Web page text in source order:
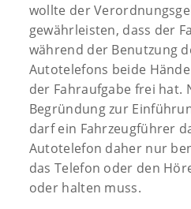
wollte der
gewährleisten, dass der
während der Benutzung
Autotelefons beide
der Fahraufgabe frei hat.
Begründung zur
darf ein Fahrzeugführer
Autotelefon daher nur
das Telefon oder den
oder halten muss.